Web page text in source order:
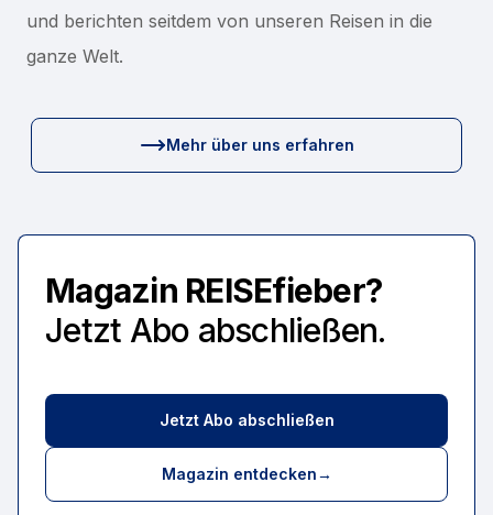
und berichten seitdem von unseren Reisen in die
ganze Welt.
Mehr über uns erfahren
Magazin REISEfieber?
Jetzt Abo abschließen.
Jetzt Abo abschließen
Magazin entdecken→